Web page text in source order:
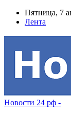
Пятница, 7
Лента
Новости 24 рф -